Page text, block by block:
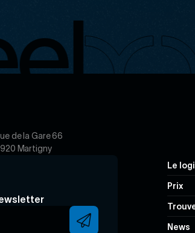
de la Gare 66
Martigny
Le
Prix
News